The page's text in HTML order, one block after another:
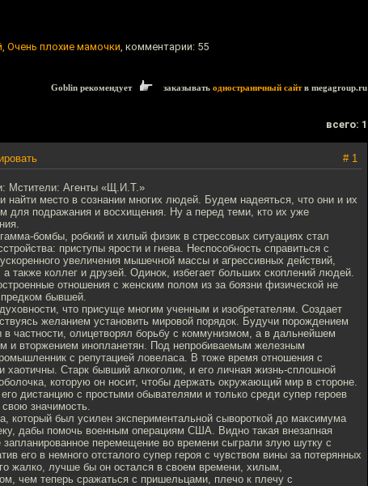
Очень плохие мамочки, комментарии: 55
Goblin рекомендует заказывать одностраничный сайтв megagroup.ru
всего: 1
# 1
Мстители: Агенты «Щ.И.Т.»
место в сознании многих людей. Будем надеяться, что они и их
для подражания и восхищения. Ну а перед теми, кто их уже
бомбы, робкий и хилый физик в стрессовых ситуациях стал
приступы ярости и гнева. Неспособность справиться с
увеличения мышечной массы и агрессивных действий,
также коллег и друзей. Одинок, избегает больших скоплений людей.
отношения с женским полом из за боязни физической не
бывшей.
что присуще многим ученным и изобретателям. Создает
желанием установить мировой порядок. Будучи порождением
частности, олицетворял борьбу с коммунизмом, а в дальнейшем
и вторжением инопланетян. Под непробиваемым железным
с репутацией ловеласа. В тоже время отношения с
хаотичны. Старк бывший алкоголик, и его личная жизнь-сплошной
которую он носит, чтобы держать окружающий мир в стороне.
дистанцию с простыми обывателями и только среди супер героев
значимость.
который был усилен экспериментальной сывороткой до максимума
дабы помочь военным операциям США. Видно такая внезапная
перемещение во времени сыграли злую шутку с
его в немного отсталого супер героя с чувством вины за потерянных
жалко, лучше бы он остался в своем времени, хилым,
чем теперь сражаться с пришельцами, плечо к плечу с